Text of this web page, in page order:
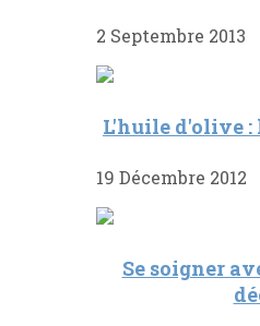
2 Septembre 2013
L'huile d'olive
19 Décembre 2012
Se soigner